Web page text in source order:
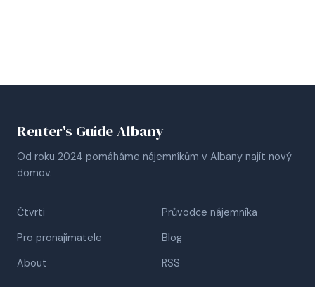
Renter's Guide Albany
Od roku 2024 pomáháme nájemníkům v Albany najít nový
domov.
Čtvrti
Průvodce nájemníka
Pro pronajímatele
Blog
About
RSS